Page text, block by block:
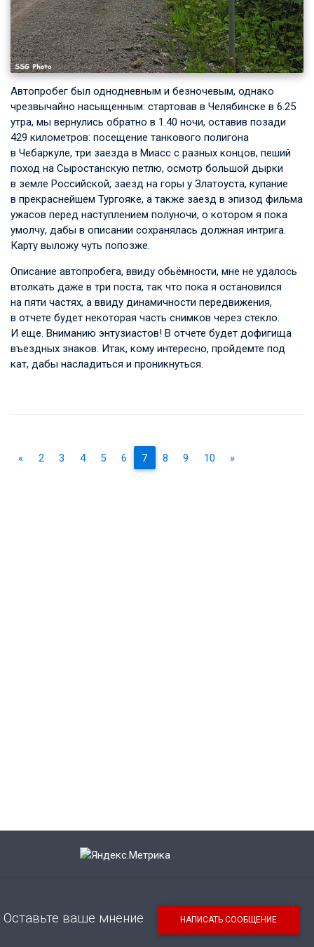
Автопробег был однодневным и безночевым, однако
чрезвычайно насыщенным: стартовав в Челябинске в 6.25
утра, мы вернулись обратно в 1.40 ночи, оставив позади
429 километров: посещение танкового полигона
в Чебаркуле, три заезда в Миасс с разных концов, пеший
поход на Сыростанскую петлю, осмотр большой дырки
в земле Российской, заезд на горы у Златоуста, купание
в прекраснейшем Тургояке, а также заезд в эпизод фильма
ужасов перед наступлением полуночи, о котором я пока
умолчу, дабы в описании сохранялась должная интрига.
Карту выложу чуть попозже.
Описание автопробега, ввиду обьёмности, мне не удалось
втолкать даже в три поста, так что пока я остановился
на пяти частях, а ввиду динамичности передвижения,
в отчете будет некоторая часть снимков через стекло.
И еще. Вниманию энтузиастов! В отчете будет дофигища
въездных знаков. Итак, кому интересно, пройдемте под
кат, дабы насладиться и проникнуться.
« 2 3 4 5 6 7 8 9 10 »
Оставьте ваше мнение НАПИСАТЬ СООБЩЕНИЕ